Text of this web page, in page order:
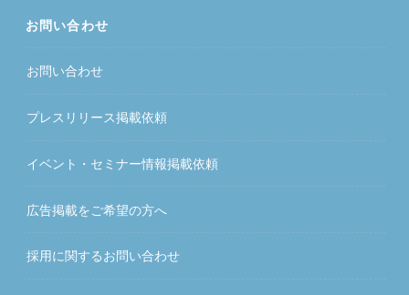
お問い合わせ
お問い合わせ
プレスリリース掲載依頼
イベント・セミナー情報掲載依頼
広告掲載をご希望の方へ
採用に関するお問い合わせ